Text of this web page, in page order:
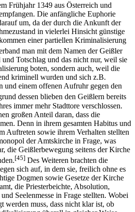
Frühjahr 1349 aus Österreich und
Die anfängliche Euphorie
um, da der durch die Ankunft der
in vielerlei Hinsicht günstige
einer partiellen Kriminalisierung
man mit dem Namen der Geißler
Totschlag und das nicht nur, weil sie
boten, sondern auch, weil die
kriminell wurden und sich z.B.
und einem offenen Aufruhr gegen den
dessen blieben den Geißlern bereits
immer mehr Stadttore verschlossen.
großen Anteil daran, dass die
Denn in ihrem gesamten Habitus und
Auftreten sowie ihrem Verhalten stellten
der Amtskirche in Frage, was
die Geißlerbewegung seitens der Kirche
[45] Des Weiteren brachten die
sich auf, in dem sie, freilich ohne es
Dogmen sowie Gesetze der Kirche
die Priesterbeichte, Absolution,
Seelenmesse in Frage stellten. Wobei
werden muss, dass nicht klar ist, ob